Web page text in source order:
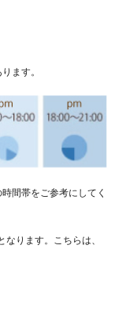
ます。
間帯をご参考にしてく
ります。こちらは、